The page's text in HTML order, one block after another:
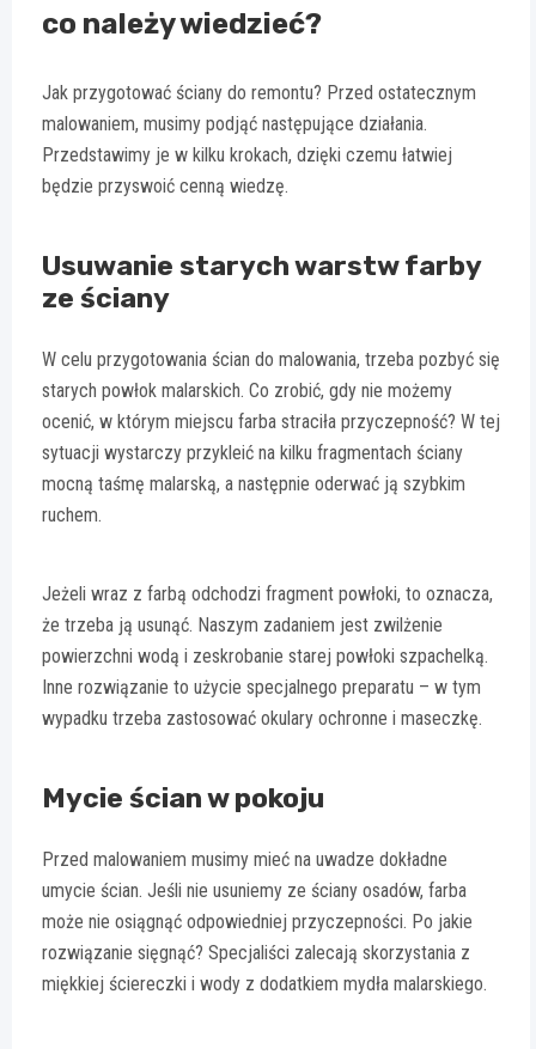
co należy wiedzieć?
Jak przygotować ściany do remontu? Przed ostatecznym
malowaniem, musimy podjąć następujące działania.
Przedstawimy je w kilku krokach, dzięki czemu łatwiej
będzie przyswoić cenną wiedzę.
Usuwanie starych warstw farby
ze ściany
W celu przygotowania ścian do malowania, trzeba pozbyć się
starych powłok malarskich. Co zrobić, gdy nie możemy
ocenić, w którym miejscu farba straciła przyczepność? W tej
sytuacji wystarczy przykleić na kilku fragmentach ściany
mocną taśmę malarską, a następnie oderwać ją szybkim
ruchem.
Jeżeli wraz z farbą odchodzi fragment powłoki, to oznacza,
że trzeba ją usunąć. Naszym zadaniem jest zwilżenie
powierzchni wodą i zeskrobanie starej powłoki szpachelką.
Inne rozwiązanie to użycie specjalnego preparatu – w tym
wypadku trzeba zastosować okulary ochronne i maseczkę.
Mycie ścian w pokoju
Przed malowaniem musimy mieć na uwadze dokładne
umycie ścian. Jeśli nie usuniemy ze ściany osadów, farba
może nie osiągnąć odpowiedniej przyczepności. Po jakie
rozwiązanie sięgnąć? Specjaliści zalecają skorzystania z
miękkiej ściereczki i wody z dodatkiem mydła malarskiego.